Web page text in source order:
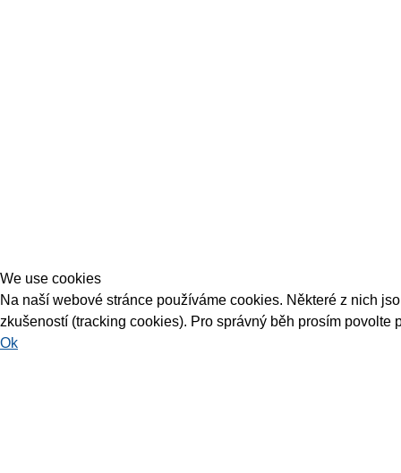
We use cookies
Na naší webové stránce používáme cookies. Některé z nich
zkušeností (tracking cookies). Pro správný běh prosím povolte
Ok